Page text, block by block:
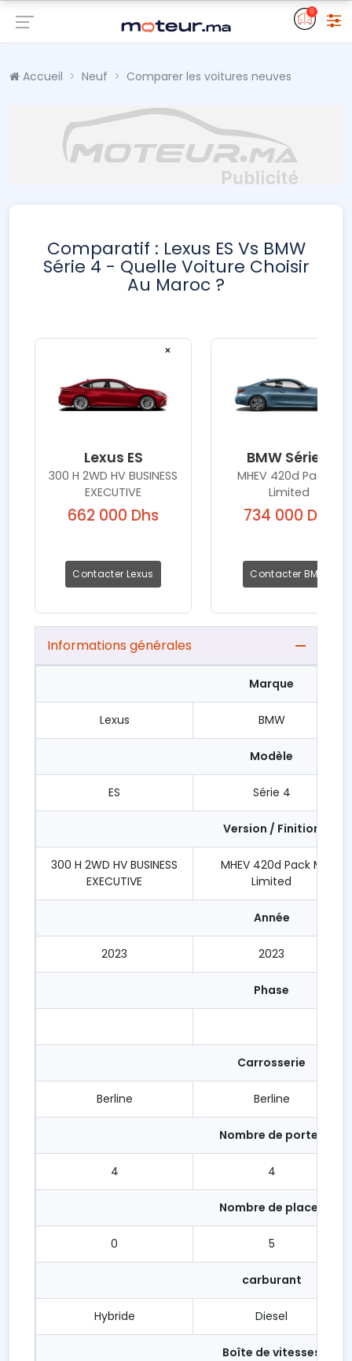
0
Accueil Neuf Comparer les voitures neuves
Comparatif : Lexus ES Vs BMW
Série 4 - Quelle Voiture Choisir
Au Maroc ?
×
Lexus ES
300 H 2WD HV BUSINESS
EXECUTIVE
662 000 Dhs
Contacter Lexus
BMW Série 4
MHEV 420d Pack M
Limited
734 000 Dhs
Contacter BMW
Informations générales
Marque
Lexus BMW
Modèle
ES Série 4
Version / Finition
300 H 2WD HV BUSINESS
EXECUTIVE
MHEV 420d Pack M
Limited
Année
2023 2023
Phase
Carrosserie
Berline Berline
Nombre de portes
4 4
Nombre de places
0 5
carburant
Hybride Diesel
Boîte de vitesses